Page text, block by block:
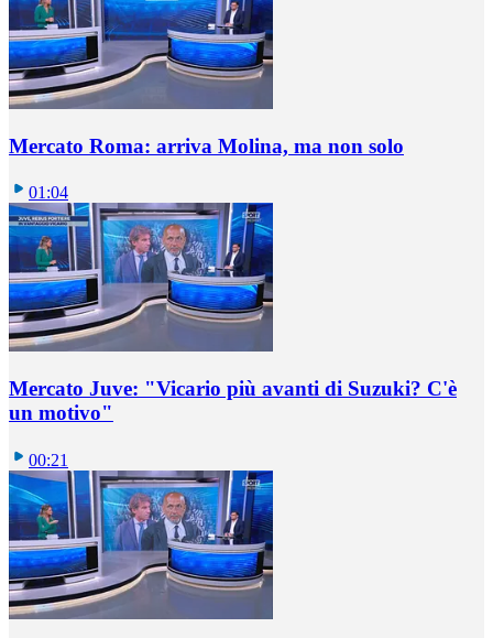
Mercato Roma: arriva Molina, ma non solo
01:04
Mercato Juve: "Vicario più avanti di Suzuki? C'è
un motivo"
00:21